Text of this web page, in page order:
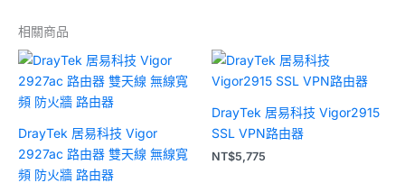
相關商品
DrayTek 居易科技 Vigor
2927ac 路由器 雙天線 無線寬
頻 防火牆 路由器
DrayTek 居易科技 Vigor2915
SSL VPN路由器
NT$5,775